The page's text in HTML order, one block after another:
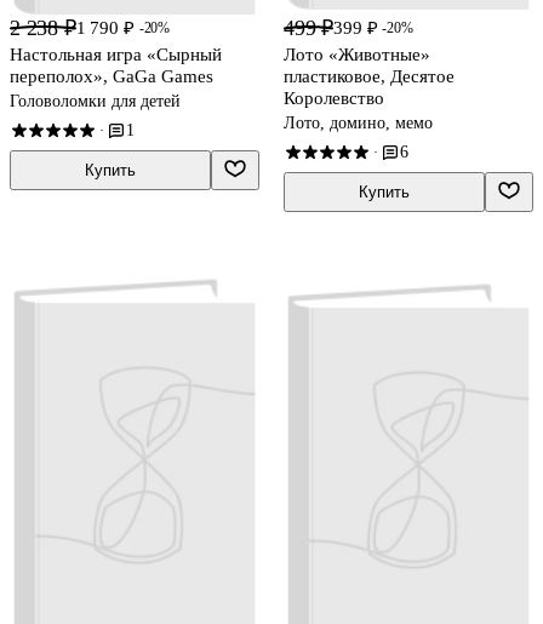
2 238 ₽1 790 ₽ -20%
Настольная игра «Сырный
переполох», GaGa Games
Головоломки для детей
· 1
Купить
499 ₽399 ₽ -20%
Лото «Животные»
пластиковое, Десятое
Королевство
Лото, домино, мемо
· 6
Купить